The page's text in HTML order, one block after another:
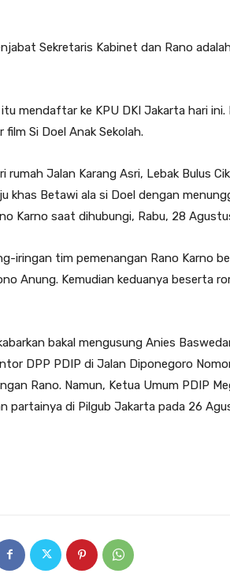
Sekretaris Kabinet dan Rano
mendaftar ke KPU DKI Jakarta hari
Si Doel Anak Sekolah.
rumah Jalan Karang Asri, Lebak Bulus
khas Betawi ala si Doel dengan
Karno saat dihubungi, Rabu, 28
iringan tim pemenangan Rano Karno
Anung. Kemudian keduanya beserta
bakal mengusung Anies
DPP PDIP di Jalan Diponegoro
Rano. Namun, Ketua Umum PDIP
partainya di Pilgub Jakarta pada 26